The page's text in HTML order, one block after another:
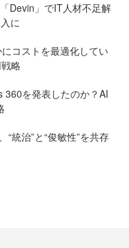
Devin」でIT人材不足解
に
コストを最適化してい
略
360を発表したのか？AI
統治”と“俊敏性”を共存